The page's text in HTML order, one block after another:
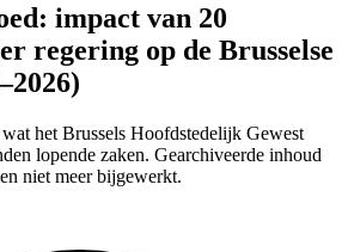
impact van 20
regering op de Brusselse
het Brussels Hoofdstedelijk Gewest
lopende zaken. Gearchiveerde inhoud
niet meer bijgewerkt.